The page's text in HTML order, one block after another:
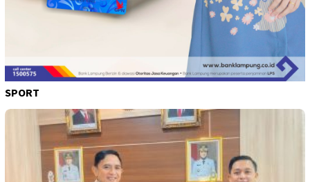
SPORT